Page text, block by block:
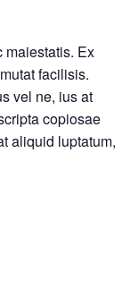
maiestatis. Ex
facilisis.
vel ne, ius at
copiosae
aliquid luptatum,